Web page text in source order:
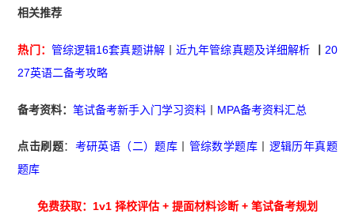
相关推荐
热门： 管综逻辑16套真题讲解丨近九年管综真题及详细解析 丨 20
27英语二备考攻略
备考资料：笔试备考新手入门学习资料 丨 MPA备考资料汇总
点击刷题： 考研英语（二）题库 管综数学题库
逻辑历年真题
题库
免费获取：1v1 择校评估 + 提面材料诊断 + 笔试备考规划